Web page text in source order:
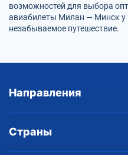
возможностей для выбора
авиабилеты Милан — Минск у
незабываемое путешествие.
Направления
Страны